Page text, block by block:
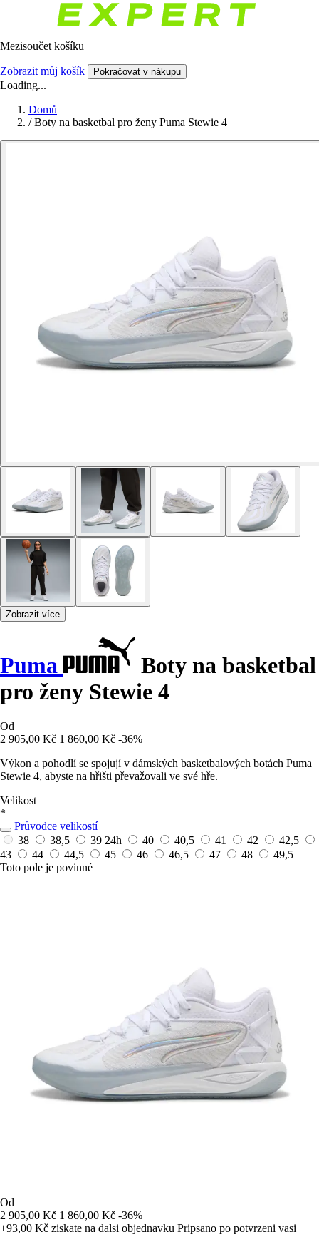
Mezisoučet košíku
Zobrazit můj košík Pokračovat v nákupu
Loading...
Domů
/ Boty na basketbal pro ženy Puma Stewie 4
Zobrazit více
Puma
Boty na basketbal
pro ženy Stewie 4
Od
2 905,00 Kč 1 860,00 Kč -36%
Výkon a pohodlí se spojují v dámských basketbalových botách Puma
Stewie 4, abyste na hřišti převažovali ve své hře.
Velikost
*
Průvodce velikostí
38
38,5 39 24h 40 40,5 41 42
42,5
43
44 44,5 45 46 46,5 47 48
49,5
Toto pole je povinné
Od
2 905,00 Kč 1 860,00 Kč -36%
+93,00 Kč ziskate na dalsi objednavku Pripsano po potvrzeni vasi